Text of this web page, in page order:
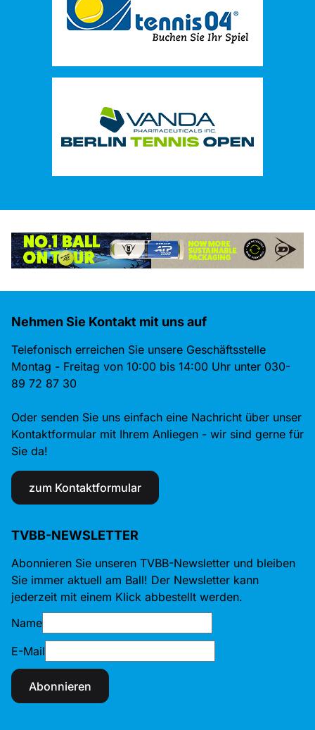
Nehmen Sie Kontakt mit uns auf
Telefonisch erreichen Sie unsere Geschäftsstelle
Montag - Freitag von 10:00 bis 14:00 Uhr unter 030-
89 72 87 30
Oder senden Sie uns einfach eine Nachricht über unser
Kontaktformular mit Ihrem Anliegen - wir sind gerne für
Sie da!
zum Kontaktformular
TVBB-NEWSLETTER
Abonnieren Sie unseren TVBB-Newsletter und bleiben
Sie immer aktuell am Ball! Der Newsletter kann
jederzeit mit einem Klick abbestellt werden.
Name
E-Mail
Abonnieren